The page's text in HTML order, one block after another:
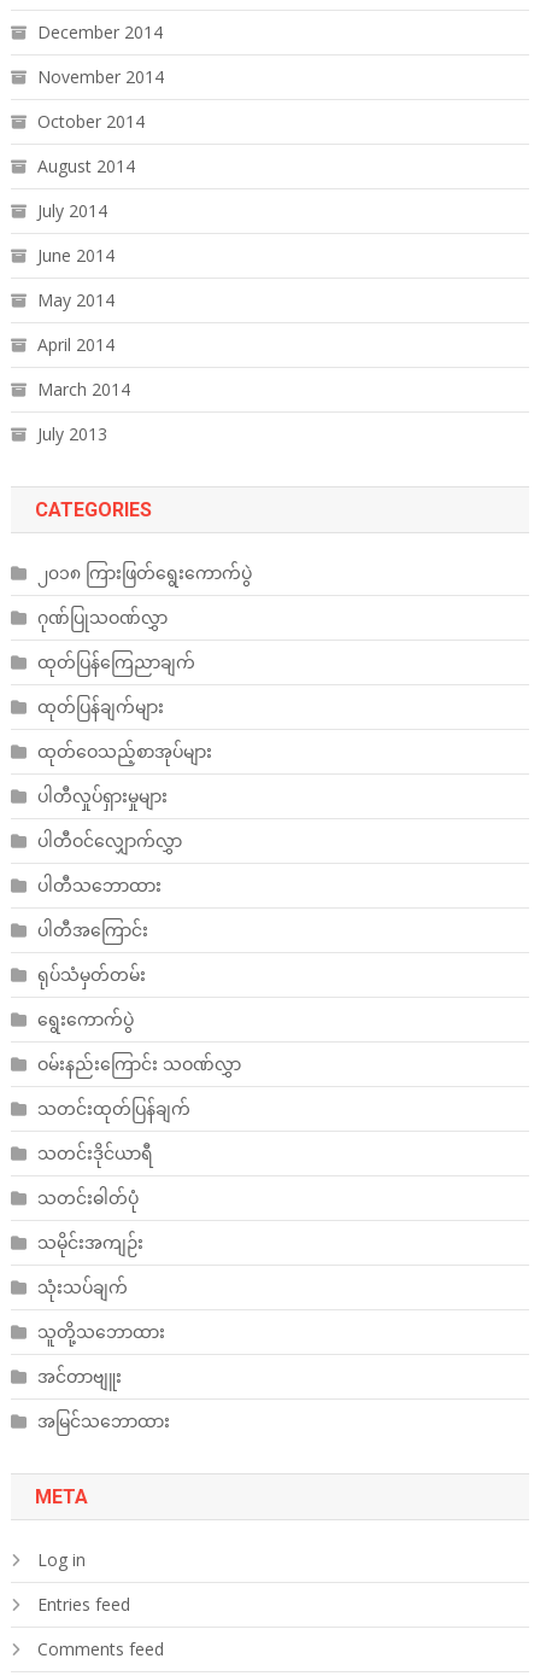
December 2014
November 2014
October 2014
August 2014
July 2014
June 2014
May 2014
April 2014
March 2014
July 2013
CATEGORIES
၂၀၁၈ ကြားဖြတ်ရွေးကောက်ပွဲ
ဂုဏ်ပြုသဝဏ်လွှာ
ထုတ်ပြန်ကြေညာချက်
ထုတ်ပြန်ချက်များ
ထုတ်ဝေသည့်စာအုပ်များ
ပါတီလှုပ်ရှားမှုများ
ပါတီဝင်လျှောက်လွှာ
ပါတီသဘောထား
ပါတီအကြောင်း
ရုပ်သံမှတ်တမ်း
ရွေးကောက်ပွဲ
ဝမ်းနည်းကြောင်း သဝဏ်လွှာ
သတင်းထုတ်ပြန်ချက်
သတင်းဒိုင်ယာရီ
သတင်းဓါတ်ပုံ
သမိုင်းအကျဉ်း
သုံးသပ်ချက်
သူတို့သဘောထား
အင်တာဗျူး
အမြင်သဘောထား
META
Log in
Entries feed
Comments feed